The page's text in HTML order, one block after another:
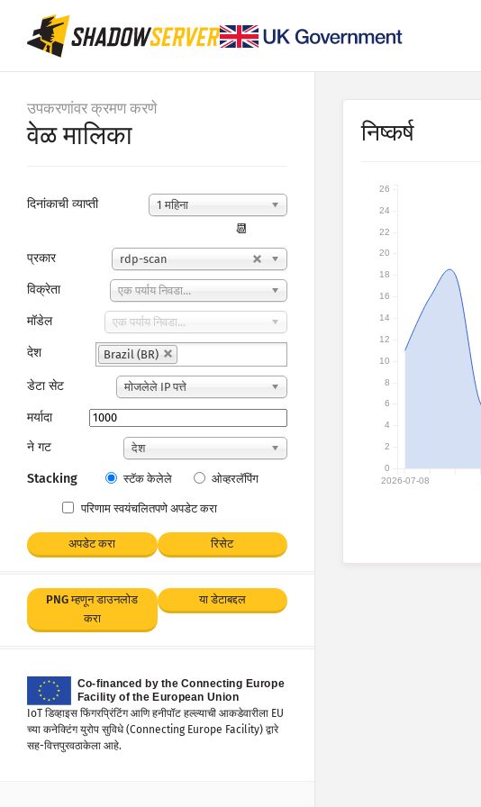
उपकरणांवर क्रमण करणे
वेळ मालिका
दिनांकाची व्याप्ती 1 महिना
📆
प्रकार
rdp-scan
विक्रेता एक पर्याय निवडा...
मॉडेल एक पर्याय निवडा...
देश Brazil (BR)
डेटा सेट मोजलेले IP पत्ते
मर्यादा
ने गट
देश
Stacking स्टॅक केलेले ओव्हरलॅपिंग
परिणाम स्वयंचलितपणे अपडेट करा
अपडेट करा रिसेट
PNG म्हणून डाउनलोड
करा
या डेटाबद्दल
IoT डिव्हाइस फिंगरप्रिंटिंग आणि हनीपॉट हल्ल्याची आकडेवारीला EU
च्या कनेक्टिंग युरोप सुविधे (Connecting Europe Facility) द्वारे
सह-वित्तपुरवठाकेला आहे.
निष्कर्ष
2026-07-08
0
2
4
6
8
10
12
14
16
18
20
22
24
26